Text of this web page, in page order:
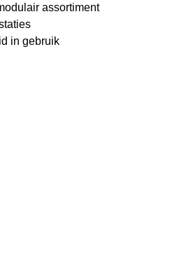
assortiment
in gebruik